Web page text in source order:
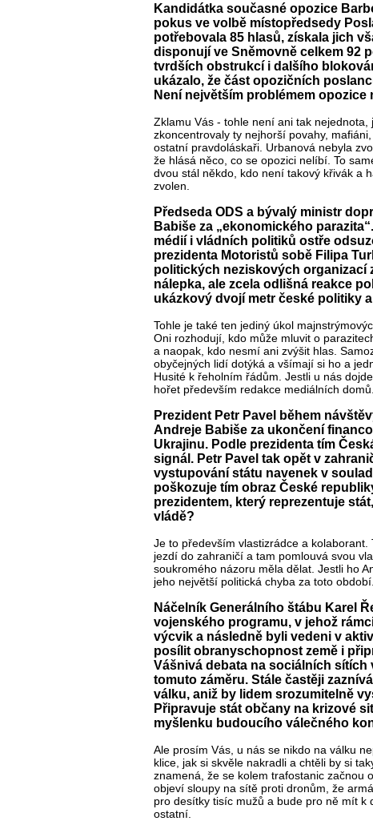
Kandidátka současné opozice
pokus ve volbě místopředsedy
potřebovala 85 hlasů, získala jich
disponují ve Sněmovně celkem 92
tvrdších obstrukcí i dalšího
ukázalo, že část opozičních
Není největším problémem
Zklamu Vás - tohle není ani tak
zkoncentrovaly ty nejhorší povahy,
ostatní pravdoláskaři. Urbanová nebyla
že hlásá něco, co se opozici nelíbí. To
dvou stál někdo, kdo není takový křivák a
zvolen.
Předseda ODS a bývalý ministr
Babiše za „ekonomického
médií i vládních politiků ostře
prezidenta Motoristů sobě Filipa
politických neziskových organizací
nálepka, ale zcela odlišná reakce
ukázkový dvojí metr české politiky
Tohle je také ten jediný úkol
Oni rozhodují, kdo může mluvit o
a naopak, kdo nesmí ani zvýšit hlas.
obyčejných lidí dotýká a všímají si ho a
Husité k řeholním řádům. Jestli u nás
hořet především redakce mediálních domů.
Prezident Petr Pavel během
Andreje Babiše za ukončení
Ukrajinu. Podle prezidenta tím
signál. Petr Pavel tak opět v
vystupování státu navenek v
poškozuje tím obraz České
prezidentem, který reprezentuje
vládě?
Je to především vlastizrádce a
jezdí do zahraničí a tam pomlouvá svou
soukromého názoru měla dělat. Jestli ho
jeho největší politická chyba za toto období.
Náčelník Generálního štábu Karel
vojenského programu, v jehož
výcvik a následně byli vedeni v
posílit obranyschopnost země i
Vášnivá debata na sociálních
tomuto záměru. Stále častěji
válku, aniž by lidem srozumitelně
Připravuje stát občany na krizové
myšlenku budoucího válečného
Ale prosím Vás, u nás se nikdo na válku
klice, jak si skvěle nakradli a chtěli by si
znamená, že se kolem trafostanic začnou
objeví sloupy na sítě proti dronům, že
pro desítky tisíc mužů a bude pro ně mít k
ostatní.